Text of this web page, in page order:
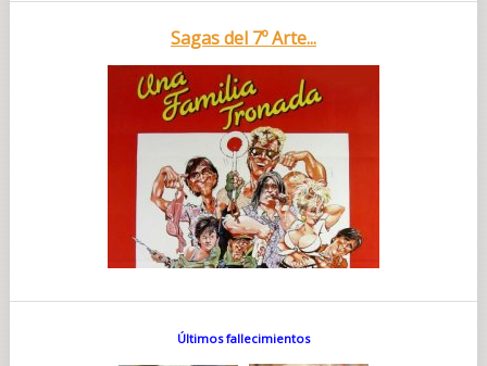
Sagas del 7º Arte...
Últimos fallecimientos